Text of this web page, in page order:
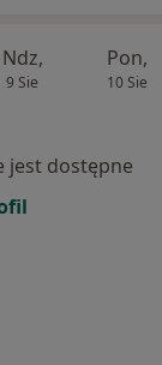
Ndz,
9 Sie
Pon,
10 Sie
jest dostępne